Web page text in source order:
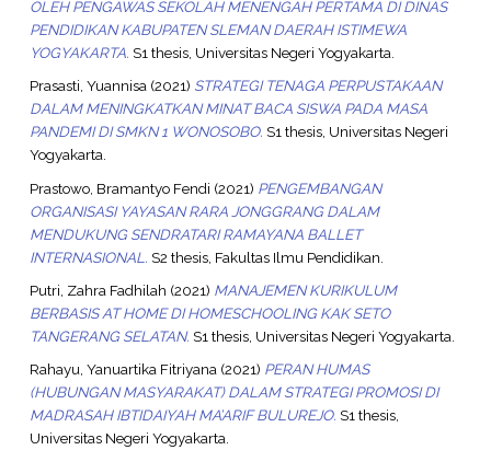
OLEH PENGAWAS SEKOLAH MENENGAH PERTAMA DI DINAS
PENDIDIKAN KABUPATEN SLEMAN DAERAH ISTIMEWA
YOGYAKARTA. S1 thesis, Universitas Negeri Yogyakarta.
Prasasti, Yuannisa(2021) STRATEGI TENAGA PERPUSTAKAAN
DALAM MENINGKATKAN MINAT BACA SISWA PADA MASA
PANDEMI DI SMKN 1 WONOSOBO. S1 thesis, Universitas Negeri
Yogyakarta.
Prastowo, Bramantyo Fendi (2021) PENGEMBANGAN
ORGANISASI YAYASAN RARA JONGGRANG DALAM
MENDUKUNG SENDRATARI RAMAYANA BALLET
INTERNASIONAL. S2 thesis, Fakultas Ilmu Pendidikan.
Putri, Zahra Fadhilah (2021) MANAJEMEN KURIKULUM
BERBASIS AT HOME DI HOMESCHOOLING KAK SETO
TANGERANG SELATAN. S1 thesis, Universitas Negeri Yogyakarta.
Rahayu, Yanuartika Fitriyana(2021) PERAN HUMAS
(HUBUNGAN MASYARAKAT) DALAM STRATEGI PROMOSI DI
MADRASAH IBTIDAIYAH MA’ARIF BULUREJO. S1 thesis,
Universitas Negeri Yogyakarta.